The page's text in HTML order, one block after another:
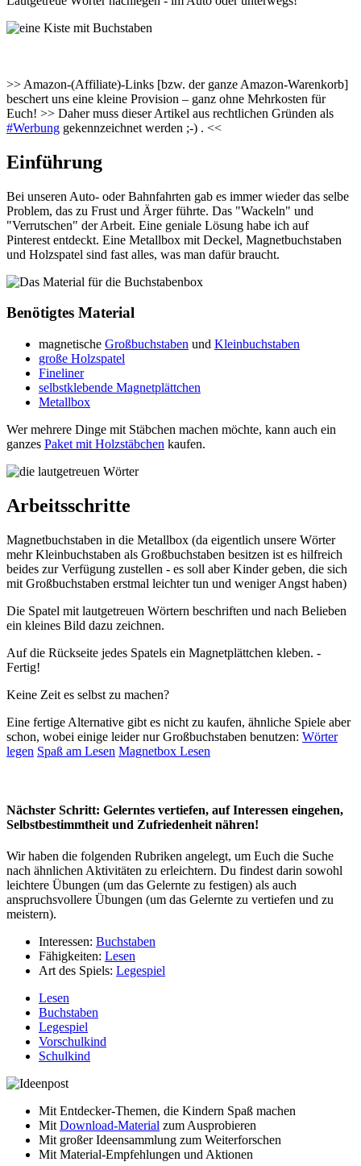
>> Amazon-(Affiliate)-Links [bzw. der ganze Amazon-Warenkorb]
beschert uns eine kleine Provision – ganz ohne Mehrkosten für
Euch! >> Daher muss dieser Artikel aus rechtlichen Gründen als
#Werbung gekennzeichnet werden ;-) . <<
Einführung
Bei unseren Auto- oder Bahnfahrten gab es immer wieder das selbe
Problem, das zu Frust und Ärger führte. Das "Wackeln" und
"Verrutschen" der Arbeit. Eine geniale Lösung habe ich auf
Pinterest entdeckt. Eine Metallbox mit Deckel, Magnetbuchstaben
und Holzspatel sind fast alles, was man dafür braucht.
Benötigtes Material
magnetische Großbuchstaben und Kleinbuchstaben
große Holzspatel
Fineliner
selbstklebende Magnetplättchen
Metallbox
Wer mehrere Dinge mit Stäbchen machen möchte, kann auch ein
ganzes Paket mit Holzstäbchen kaufen.
Arbeitsschritte
Magnetbuchstaben in die Metallbox (da eigentlich unsere Wörter
mehr Kleinbuchstaben als Großbuchstaben besitzen ist es hilfreich
beides zur Verfügung zustellen - es soll aber Kinder geben, die sich
mit Großbuchstaben erstmal leichter tun und weniger Angst haben)
Die Spatel mit lautgetreuen Wörtern beschriften und nach Belieben
ein kleines Bild dazu zeichnen.
Auf die Rückseite jedes Spatels ein Magnetplättchen kleben. -
Fertig!
Keine Zeit es selbst zu machen?
Eine fertige Alternative gibt es nicht zu kaufen, ähnliche Spiele aber
schon, wobei einige leider nur Großbuchstaben benutzen: Wörter
legen Spaß am Lesen Magnetbox Lesen
Nächster Schritt: Gelerntes vertiefen, auf Interessen eingehen,
Selbstbestimmtheit und Zufriedenheit nähren!
Wir haben die folgenden Rubriken angelegt, um Euch die Suche
nach ähnlichen Aktivitäten zu erleichtern. Du findest darin sowohl
leichtere Übungen (um das Gelernte zu festigen) als auch
anspruchsvollere Übungen (um das Gelernte zu vertiefen und zu
meistern).
Interessen: Buchstaben
Fähigkeiten: Lesen
Art des Spiels: Legespiel
Lesen
Buchstaben
Legespiel
Vorschulkind
Schulkind
Mit Entdecker-Themen, die Kindern Spaß machen
MitDownload-Material zum Ausprobieren
Mit großer Ideensammlung zum Weiterforschen
Mit Material-Empfehlungen und Aktionen